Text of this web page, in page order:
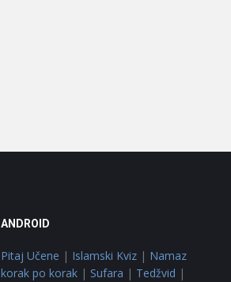
ANDROID
Pitaj Učene | Islamski Kviz| Namaz
korak po korak| Sufara | Tedžvid |